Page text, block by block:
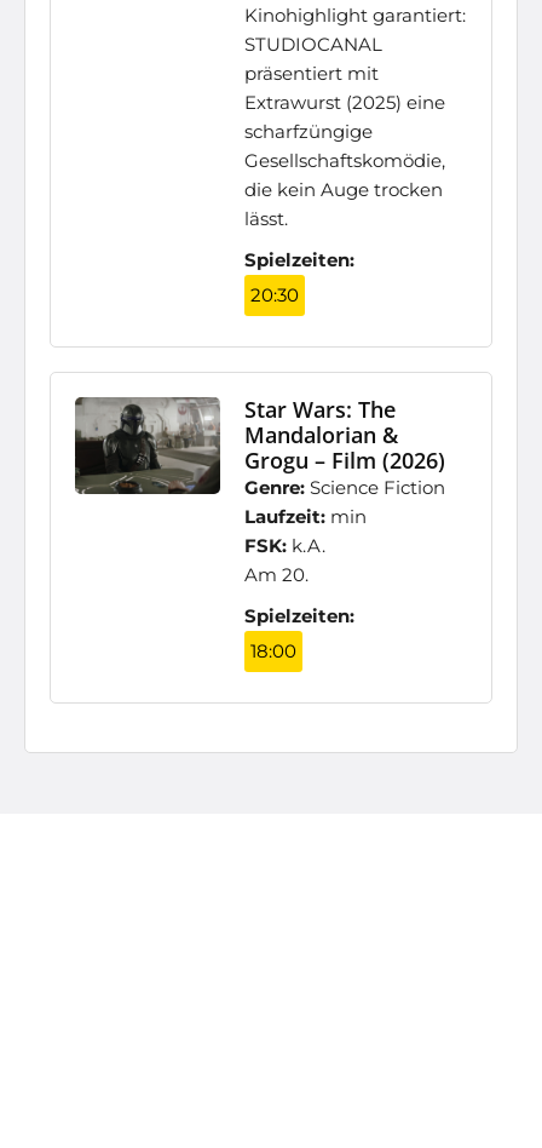
Kinohighlight garantiert:
STUDIOCANAL
präsentiert mit
Extrawurst (2025) eine
scharfzüngige
Gesellschaftskomödie,
die kein Auge trocken
lässt.
Spielzeiten:
20:30
Star Wars: The
Mandalorian &
Grogu – Film (2026)
Genre: Science Fiction
Laufzeit: min
FSK: k.A.
Am 20.
Spielzeiten:
18:00